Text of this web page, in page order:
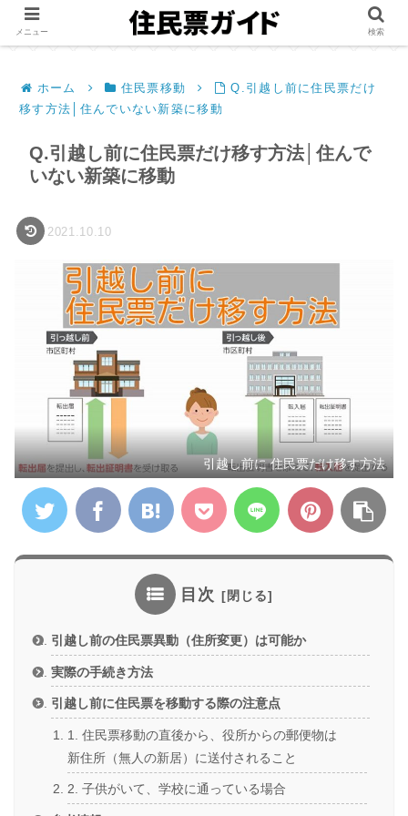
ホーム 住民票移動
Q.引越し前に住民票だけ
移す方法│住んでいない新築に移動
Q.引越し前に住民票だけ移す方法│住んで
いない新築に移動
2021.10.10
引越し前に 住民票だけ移す方法
目次
引越し前の住民票異動（住所変更）は可能か
実際の手続き方法
引越し前に住民票を移動する際の注意点
1. 住民票移動の直後から、役所からの郵便物は
新住所（無人の新居）に送付されること
2. 子供がいて、学校に通っている場合
メニュー 検索